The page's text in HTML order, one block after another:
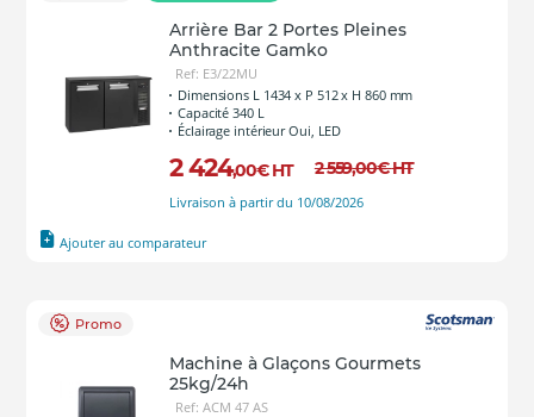
Arrière Bar 2 Portes Pleines
Anthracite Gamko
Ref: E3/22MU
Dimensions L 1434 x P 512 x H 860 mm
Capacité 340 L
Éclairage intérieur Oui, LED
2 424,00€ HT 2 559,00€HT
Livraison à partir du 10/08/2026
Ajouter au comparateur
Promo
Machine à Glaçons Gourmets
25kg/24h
Ref: ACM 47 AS